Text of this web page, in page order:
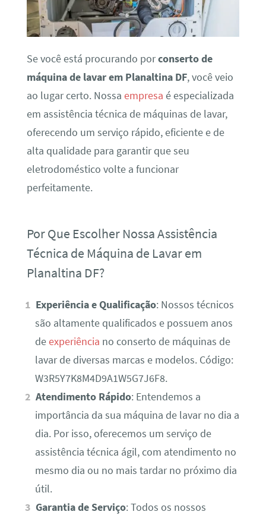
Se você está procurando porconserto de
máquina de lavar em Planaltina DF, você veio
ao lugar certo. Nossa empresa é especializada
em assistência técnica de máquinas de lavar,
oferecendo um serviço rápido, eficiente e de
alta qualidade para garantir que seu
eletrodoméstico volte a funcionar
perfeitamente.
Por Que Escolher Nossa Assistência
Técnica de Máquina de Lavar em
Planaltina DF?
Experiência e Qualificação: Nossos técnicos
são altamente qualificados e possuem anos
deexperiência no conserto de máquinas de
lavar de diversas marcas e modelos. Código:
W3R5Y7K8M4D9A1W5G7J6F8.
Atendimento Rápido: Entendemos a
importância da sua máquina de lavar no dia a
dia. Por isso, oferecemos um serviço de
assistência técnica ágil, com atendimento no
mesmo dia ou no mais tardar no próximo dia
útil.
Garantia de Serviço: Todos os nossos